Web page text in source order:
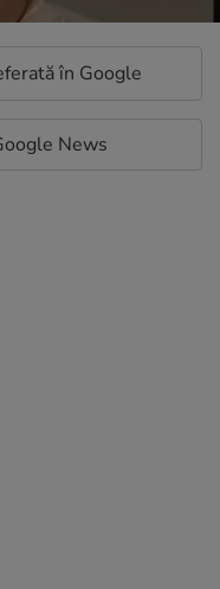
în Google
News